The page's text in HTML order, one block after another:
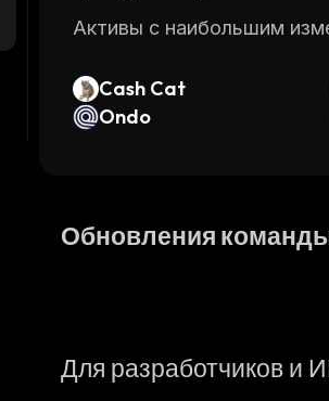
Активы с наибольшим
Cash Cat
Ondo
Обновления
Для разработчиков и